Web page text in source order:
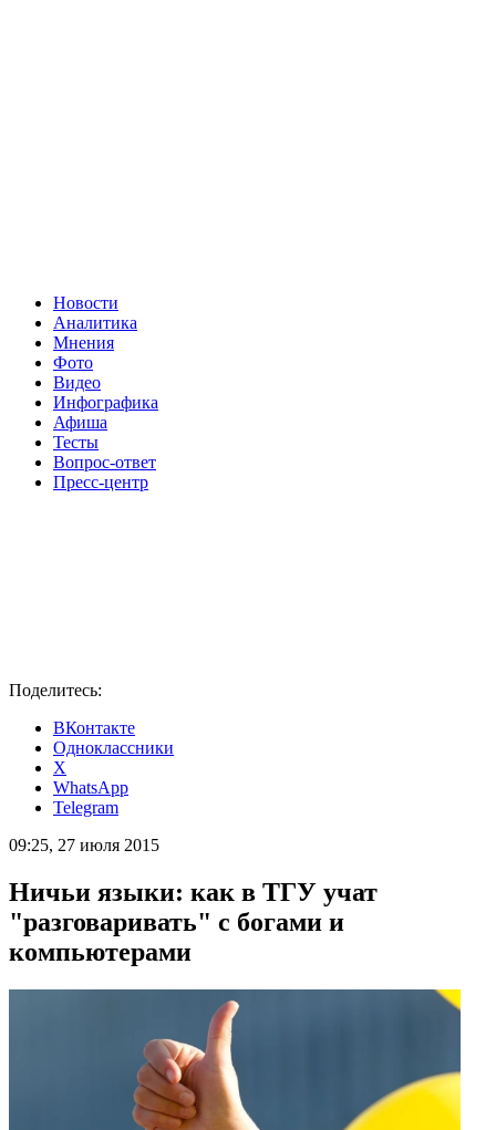
Новости
Аналитика
Мнения
Фото
Видео
Инфографика
Афиша
Тесты
Вопрос-ответ
Пресс-центр
Поделитесь:
ВКонтакте
Одноклассники
X
WhatsApp
Telegram
09:25, 27 июля 2015
Ничьи языки: как в ТГУ учат
"разговаривать" с богами и
компьютерами